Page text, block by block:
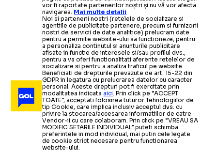
vor fi raportate partenerilor noștri și nu vă vor afecta
navigarea. Mai multe detalii
Noi si partenerii nostri (retelele de socializare si
agentiile de publicitate partenere, precum si furnizorii
nostri de servicii de date analitice) prelucram date
pentru a permite website-ului sa functioneze, pentru
a personaliza continutul si anunturile publicitare
afisate in functie de interesele si/sau profilul dvs.,
pentru a va oferi functionalitati aferente retelelor de
socializare si pentru a analiza traficul pe website.
Beneficiati de drepturile prevazute de art. 15-22 din
GDPR in legatura cu prelucrarea datelor cu caracter
personal. Aceste drepturi pot fi exercitate prin
modalitatea indicataaici. Prin click pe “ACCEPT
TOATE”, acceptati folosirea tuturor Tehnologiilor de
tip Cookie, care implica inclusiv acceptul dvs. cu
privire la stocarea/accesarea informatiilor de catre
Vendor-ii cu care colaboram. Prin click pe “VREAU SA
MODIFIC SETARILE INDIVIDUAL” puteti schimba
preferintele in mod individual, mai putin cele legate
de cookie strict necesare pentru functionarea
website-ului.